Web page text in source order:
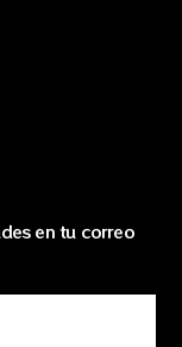
en tu correo